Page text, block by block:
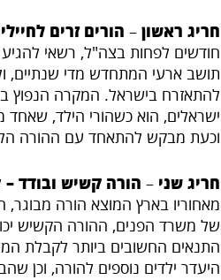
חריג ראשון – הורים זרים
חודשים לפחות בצה"ל, רשאי
להתאזרח בישראל. המקרה הנפוץ
ישראלים, הוא כשהורי הילד, שאחד
וכעת מבקש להתאחד עם ההורה הלא
חריג שני – הורה קשיש ובודד –
מאחוריו בארץ המוצא הורה מבוגר,
של משרד הפנים, ההורה הקשיש
היעדר ילדים נוספים להורה, וכן